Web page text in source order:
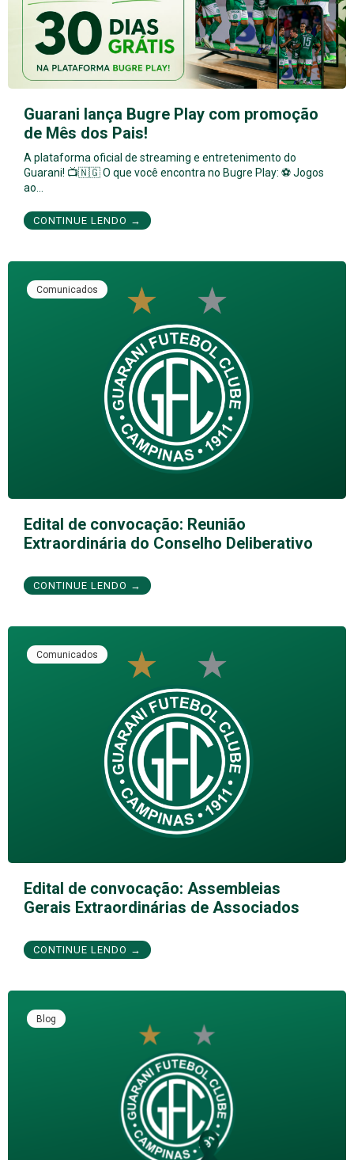
Guarani lança Bugre Play com promoção
de Mês dos Pais!
A plataforma oficial de streaming e entretenimento do
Guarani! 📺🇳🇬 O que você encontra no Bugre Play: ⚽ Jogos
ao…
CONTINUE LENDO →
Comunicados
Edital de convocação: Reunião
Extraordinária do Conselho Deliberativo
CONTINUE LENDO →
Comunicados
Edital de convocação: Assembleias
Gerais Extraordinárias de Associados
CONTINUE LENDO →
Blog